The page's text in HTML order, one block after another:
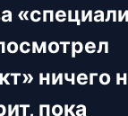
ничего
пока